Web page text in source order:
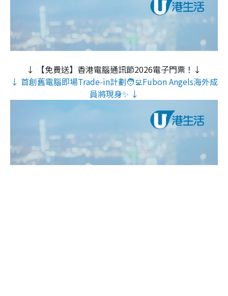
↓ 【免費送】香港電腦通訊節2026電子門票！↓
↓ 首創舊電腦即場Trade-in計劃🧑‍💻Fubon Angels海外成
員將現身✨ ↓